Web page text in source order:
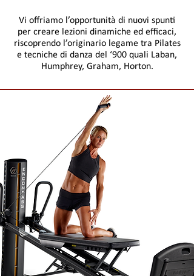
Vi offriamo l’opportunità di nuovi spunti
per creare lezioni dinamiche ed efficaci,
riscoprendo l’originario legame tra Pilates
e tecniche di danza del ‘900 quali Laban,
Humphrey, Graham, Horton.